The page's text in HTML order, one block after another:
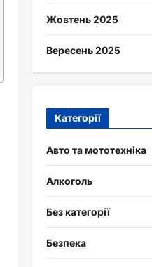
Жовтень 2025
Вересень 2025
Категорії
Авто та мототехніка
Алкоголь
Без категорії
Безпека